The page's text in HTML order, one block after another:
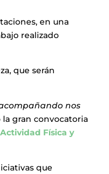
en una
realizado
que serán
nos
gran convocatoria
Física y
que